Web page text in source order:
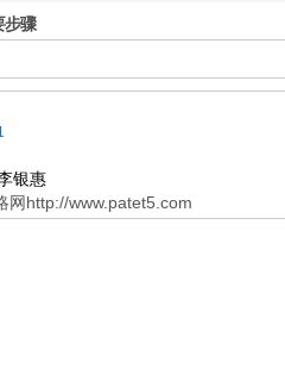
步骤
银惠
网http://www.patet5.com